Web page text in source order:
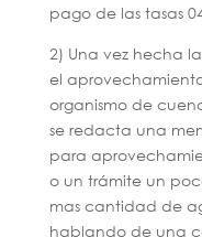
pago de las tasas
2) Una vez hecha
el
organismo de
se redacta una
para
o un trámite un
mas cantidad de
hablando de una